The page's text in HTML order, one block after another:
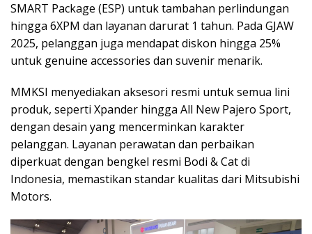
SMART Package (ESP) untuk tambahan perlindungan
hingga 6XPM dan layanan darurat 1 tahun. Pada GJAW
2025, pelanggan juga mendapat diskon hingga 25%
untuk genuine accessories dan suvenir menarik.
MMKSI menyediakan aksesori resmi untuk semua lini
produk, seperti Xpander hingga All New Pajero Sport,
dengan desain yang mencerminkan karakter
pelanggan. Layanan perawatan dan perbaikan
diperkuat dengan bengkel resmi Bodi & Cat di
Indonesia, memastikan standar kualitas dari Mitsubishi
Motors.